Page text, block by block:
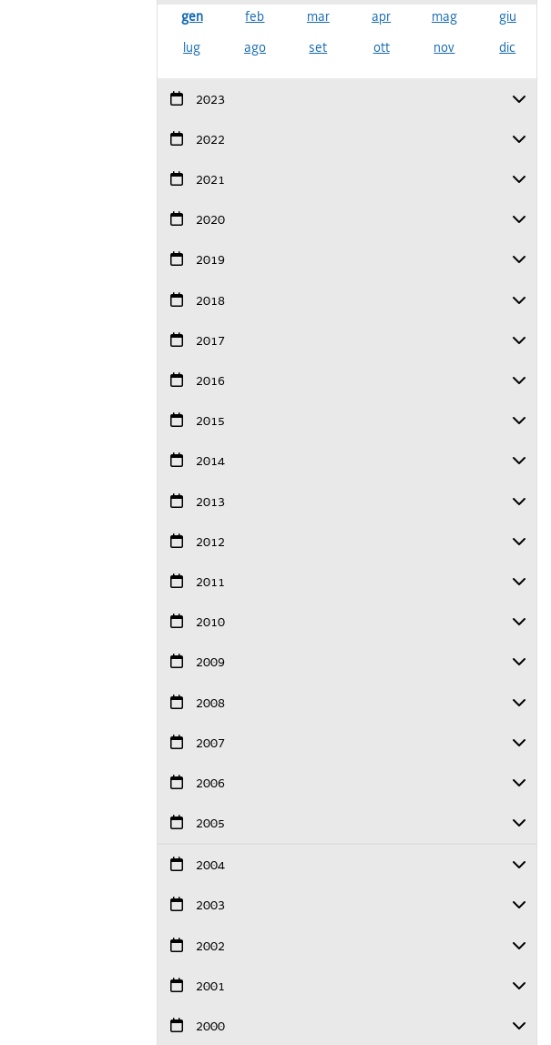
gen
feb mar apr mag
giu
lug
ago set ott nov dic
2023
2022
2021
2020
2019
2018
2017
2016
2015
2014
2013
2012
2011
2010
2009
2008
2007
2006
2005
2004
2003
2002
2001
2000